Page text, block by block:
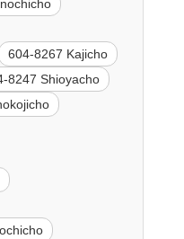
604-8267 Kajicho
8247 Shioyacho